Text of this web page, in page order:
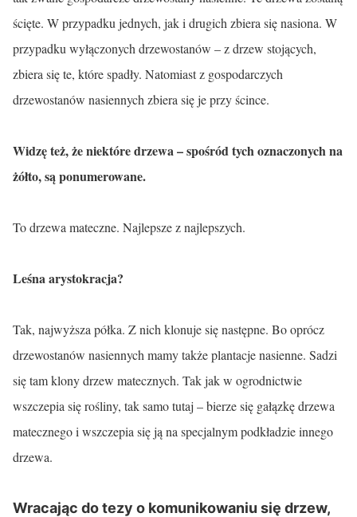
ścięte. W przypadku jednych, jak i drugich zbiera się nasiona. W
przypadku wyłączonych drzewostanów – z drzew stojących,
zbiera się te, które spadły. Natomiast z gospodarczych
drzewostanów nasiennych zbiera się je przy ścince.
Widzę też, że niektóre drzewa – spośród tych oznaczonych na
żółto, są ponumerowane.
To drzewa mateczne. Najlepsze z najlepszych.
Leśna arystokracja?
Tak, najwyższa półka. Z nich klonuje się następne. Bo oprócz
drzewostanów nasiennych mamy także plantacje nasienne. Sadzi
się tam klony drzew matecznych. Tak jak w ogrodnictwie
wszczepia się rośliny, tak samo tutaj – bierze się gałązkę drzewa
matecznego i wszczepia się ją na specjalnym podkładzie innego
drzewa.
Wracając do tezy o komunikowaniu się drzew,